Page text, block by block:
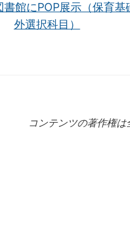
館にPOP展示（保育基
外選択科目）
コンテンツの著作権